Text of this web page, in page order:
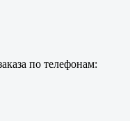
по телефонам: